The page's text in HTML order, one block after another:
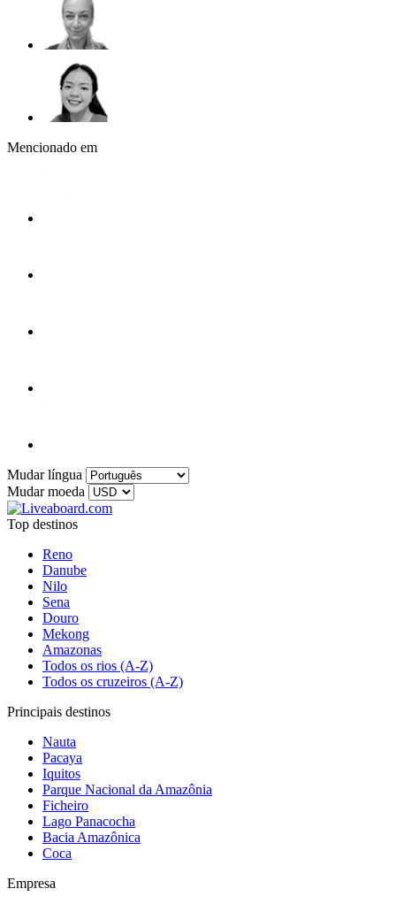
Mencionado em
Mudar língua
Mudar moeda
Top destinos
Reno
Danube
Nilo
Sena
Douro
Mekong
Amazonas
Todos os rios (A-Z)
Todos os cruzeiros (A-Z)
Principais destinos
Nauta
Pacaya
Iquitos
Parque Nacional da Amazônia
Ficheiro
Lago Panacocha
Bacia Amazônica
Coca
Empresa